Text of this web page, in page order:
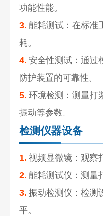
功能性能。
3. 能耗测试：在标准
耗。
4. 安全性测试：通过
防护装置的可靠性。
5. 环境检测：测量打
振动等参数。
检测仪器设备
1. 视频显微镜：观察
2. 能耗测试仪：测量
3. 振动检测仪：检测
平。